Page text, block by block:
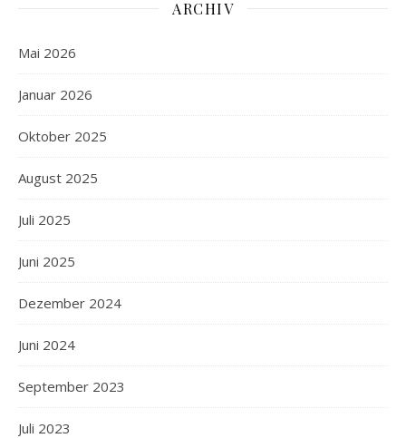
ARCHIV
Mai 2026
Januar 2026
Oktober 2025
August 2025
Juli 2025
Juni 2025
Dezember 2024
Juni 2024
September 2023
Juli 2023